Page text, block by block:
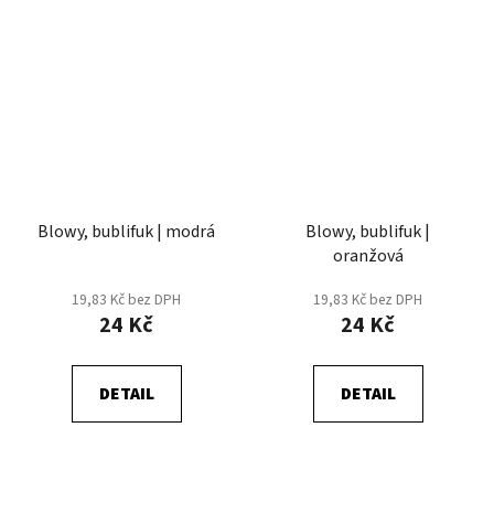
Blowy, bublifuk | modrá
19,83 Kč bez DPH
24 Kč
DETAIL
Blowy, bublifuk |
oranžová
19,83 Kč bez DPH
24 Kč
DETAIL